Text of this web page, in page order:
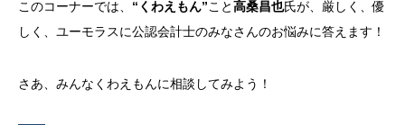
このコーナーでは、 “くわえもん”こと高桑昌也氏が、厳しく、優
しく、ユーモラスに公認会計士のみなさんのお悩みに答えます！
さあ、みんなくわえもんに相談してみよう！